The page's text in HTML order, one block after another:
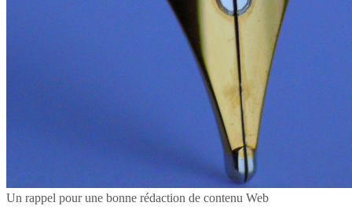
Un rappel pour une bonne rédaction de contenu Web